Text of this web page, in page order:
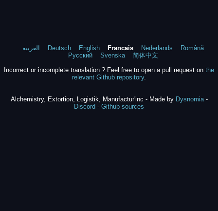
العربية Deutsch English Francais Nederlands
Română
Русский
Svenska
简体中文
Incorrect or incomplete translation ? Feel free to open a pull request on the
relevant Github repository.
Alchemistry, Extortion, Logistik, Manufactur'inc - Made by Dysnomia-
Discord - Github sources